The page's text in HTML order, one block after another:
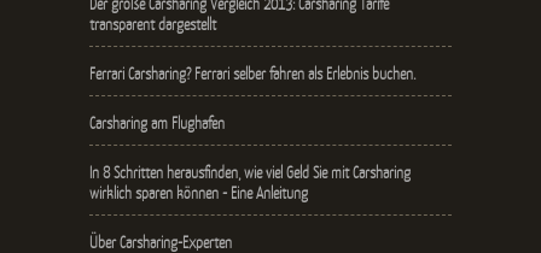
transparent dargestellt
Ferrari Carsharing? Ferrari selber fahren als Erlebnis buchen.
Carsharing am Flughafen
In 8 Schritten herausfinden, wie viel Geld Sie mit Carsharing
wirklich sparen können - Eine Anleitung
Über Carsharing-Experten